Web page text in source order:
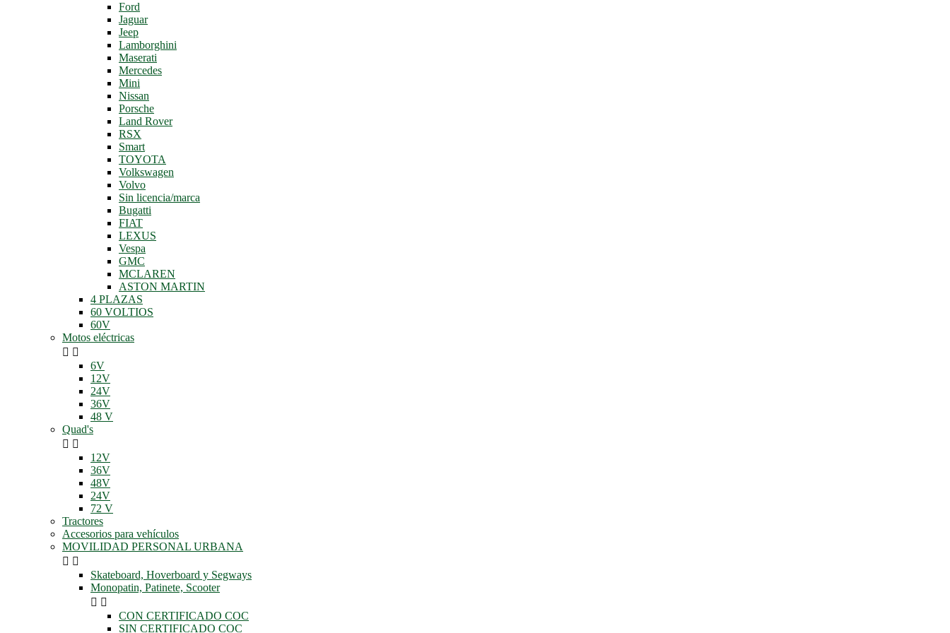
Ford
Jaguar
Jeep
Lamborghini
Maserati
Mercedes
Mini
Nissan
Porsche
Land Rover
RSX
Smart
TOYOTA
Volkswagen
Volvo
Sin licencia/marca
Bugatti
FIAT
LEXUS
Vespa
GMC
MCLAREN
ASTON MARTIN
4 PLAZAS
60 VOLTIOS
60V
Motos eléctricas
 
6V
12V
24V
36V
48 V
Quad's
 
12V
36V
48V
24V
72 V
Tractores
Accesorios para vehículos
MOVILIDAD PERSONAL URBANA
 
Skateboard, Hoverboard y Segways
Monopatin, Patinete, Scooter
 
CON CERTIFICADO COC
SIN CERTIFICADO COC